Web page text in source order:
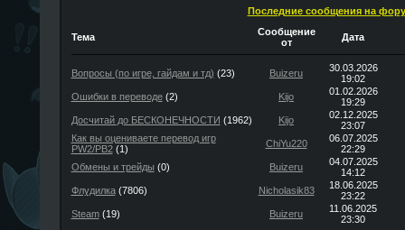
Последние сообщения на
Тема
Сообщение
от
Дата
Вопросы (по игре, гайдам и тд) (23) Buizeru
30.03.2026
19:02
Ошибки в переводе(2) Kijo
01.02.2026
19:29
Досчитай до БЕСКОНЕЧНОСТИ (1962) Kijo
02.12.2025
23:07
Как вы оцениваете перевод игр
PW2/PB2(1) ChiYu220
06.07.2025
22:29
Обмены и трейды (0) Buizeru
04.07.2025
14:12
Флудилка(7806) Nicholasik83
18.06.2025
23:22
Steam(19) Buizeru
11.06.2025
23:30